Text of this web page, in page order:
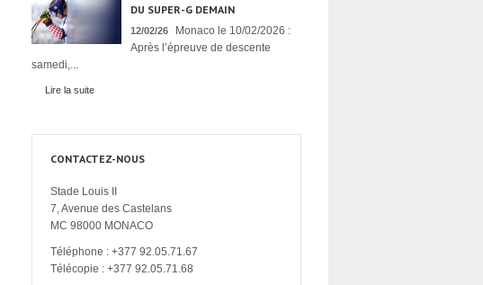
DU SUPER-G DEMAIN
12/02/26
Monaco le 10/02/2026 :
Après l’épreuve de descente
samedi,...
Lire la suite
CONTACTEZ-NOUS
Stade Louis II
7, Avenue des Castelans
MC 98000 MONACO
Téléphone : +377 92.05.71.67
Télécopie : +377 92.05.71.68